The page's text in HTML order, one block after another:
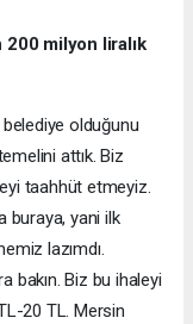
200 milyon liralık
olduğunu
attık. Biz
taahhüt etmeyiz.
buraya, yani ilk
lazımdı.
bakın. Biz bu ihaleyi
20 TL. Mersin